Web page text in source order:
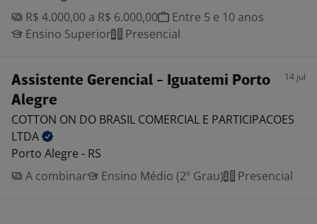
R$ 4.000,00 a R$ 6.000,00
Entre 5 e 10 anos
Ensino Superior
Presencial
Assistente Gerencial - Iguatemi Porto
Alegre
14 jul
COTTON ON DO BRASIL COMERCIAL E PARTICIPACOES
LTDA
Porto Alegre - RS
A combinar
Ensino Médio (2º Grau) Presencial